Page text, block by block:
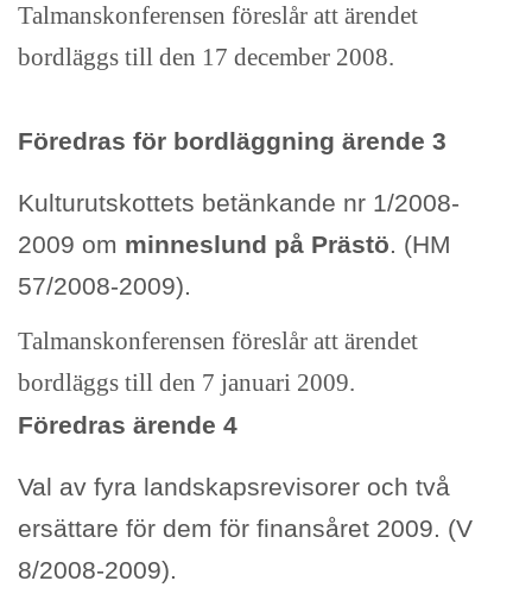
Talmanskonferensen föreslår att ärendet
bordläggs till den 17 december 2008.
Föredras för bordläggning ärende 3
Kulturutskottets betänkande nr 1/2008-
2009 om minneslund på Prästö. (HM
57/2008-2009).
Talmanskonferensen föreslår att ärendet
bordläggs till den 7 januari 2009.
Föredras ärende 4
Val av fyra landskapsrevisorer och två
ersättare för dem för finansåret 2009. (V
8/2008-2009).